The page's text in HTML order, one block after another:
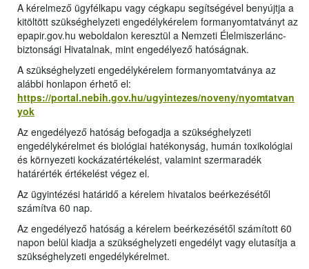
A kérelmező ügyfélkapu vagy cégkapu segítségével benyújtja a
kitöltött szükséghelyzeti engedélykérelem formanyomtatványt az
epapir.gov.hu weboldalon keresztül a Nemzeti Élelmiszerlánc-
biztonsági Hivatalnak, mint engedélyező hatóságnak.
A szükséghelyzeti engedélykérelem formanyomtatványa az
alábbi honlapon érhető el:
https://portal.nebih.gov.hu/ugyintezes/noveny/nyomtatvan
yok
Az engedélyező hatóság befogadja a szükséghelyzeti
engedélykérelmet és biológiai hatékonyság, humán toxikológiai
és környezeti kockázatértékelést, valamint szermaradék
határérték értékelést végez el.
Az ügyintézési határidő a kérelem hivatalos beérkezésétől
számítva 60 nap.
Az engedélyező hatóság a kérelem beérkezésétől számított 60
napon belül kiadja a szükséghelyzeti engedélyt vagy elutasítja a
szükséghelyzeti engedélykérelmet.